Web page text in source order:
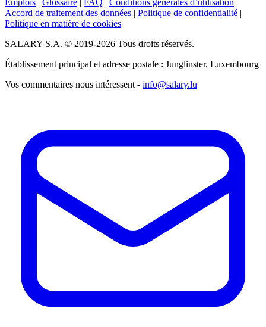
Accord de traitement des données | Politique de confidentialité |
Politique en matière de cookies
SALARY S.A. © 2019-2026 Tous droits réservés.
Établissement principal et adresse postale : Junglinster, Luxembourg
Vos commentaires nous intéressent - info@salary.lu